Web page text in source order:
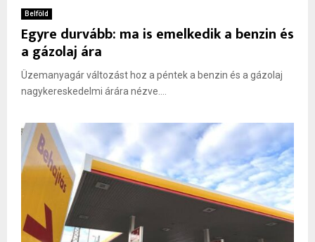
Belföld
Egyre durvább: ma is emelkedik a benzin és
a gázolaj ára
Üzemanyagár változást hoz a péntek a benzin és a gázolaj
nagykereskedelmi árára nézve....